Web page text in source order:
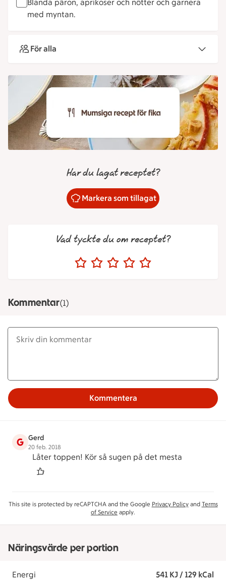
Blanda päron, aprikoser och nötter och garnera
med myntan.
För alla
Har du lagat receptet?
Markera som tillagat
Vad tyckte du om receptet?
Kommentar(1)
Kommentera
G Gerd
20 feb. 2018
Låter toppen! Kör så sugen på det mesta
This site is protected by reCAPTCHA and the Google Privacy Policyand Terms
of Service apply.
Näringsvärde per portion
Energi 541 KJ / 129 kCal